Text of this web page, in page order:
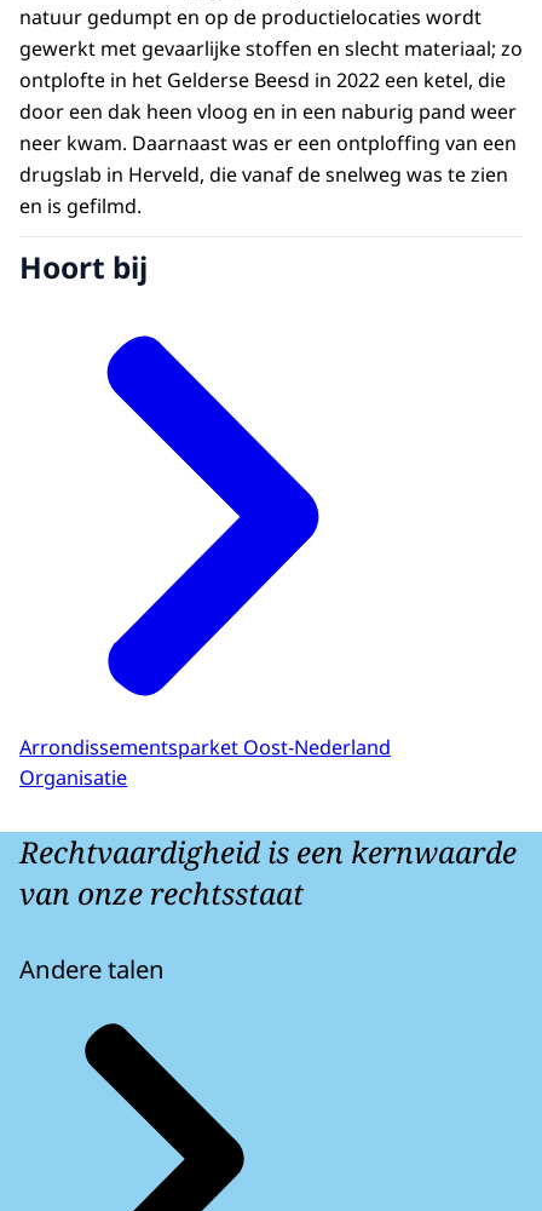
natuur gedumpt en op de productielocaties wordt
gewerkt met gevaarlijke stoffen en slecht materiaal; zo
ontplofte in het Gelderse Beesd in 2022 een ketel, die
door een dak heen vloog en in een naburig pand weer
neer kwam. Daarnaast was er een ontploffing van een
drugslab in Herveld, die vanaf de snelweg was te zien
en is gefilmd.
Hoort bij
Arrondissementsparket Oost-Nederland
Organisatie
Rechtvaardigheid is een kernwaarde
van onze rechtsstaat
Andere talen